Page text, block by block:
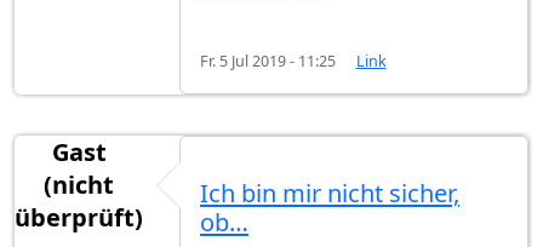
Fr. 5 Jul 2019 - 11:25 Link
Gast
(nicht
überprüft)
Ich bin mir nicht sicher,
ob…